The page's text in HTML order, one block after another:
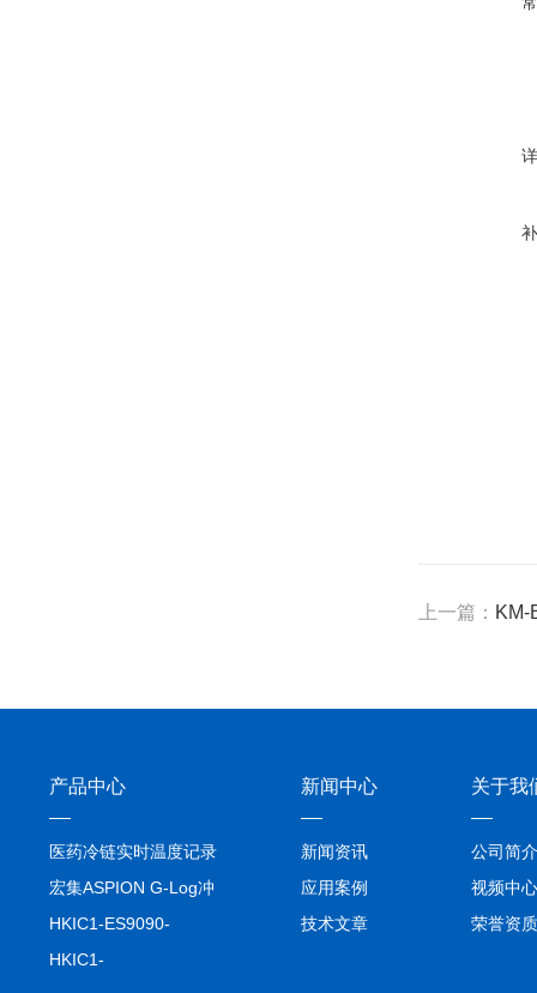
上一篇： KM-
产品中心
医药冷链实时温度记录
仪TIVE Solo 5G
宏集ASPION G-Log冲
击记录仪
HKIC1-ES9090-
setA100/1000base-T1
HKIC1-
新闻中心
新闻资讯
应用案例
技术文章
关于我
公司简介
视频中心
荣誉资质